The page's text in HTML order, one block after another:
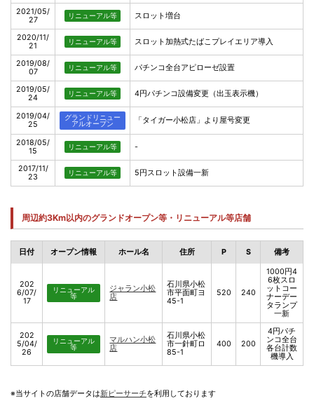
2021/05/
27
リニューアル等 スロット増台
2020/11/
21
リニューアル等 スロット加熱式たばこプレイエリア導入
2019/08/
07
リニューアル等 パチンコ全台アピローゼ設置
2019/05/
24
リニューアル等 4円パチンコ設備変更（出玉表示機）
2019/04/
25
グランドリニュー
アルオープン
「タイガー小松店」より屋号変更
2018/05/
15
リニューアル等 -
2017/11/
23
リニューアル等 5円スロット設備一新
周辺約3Km以内のグランドオープン等・リニューアル等店舗
日付 オープン情報 ホール名 住所 P S 備考
202
6/07/
17
リニューアル
等
ジャラン小松
店
石川県小松
市平面町ヨ
45-1
520 240
1000円4
6枚スロ
ットコー
ナーデー
タランプ
一新
202
5/04/
26
リニューアル
等
マルハン小松
店
石川県小松
市一針町ロ
85-1
400 200
4円パチ
ンコ全台
各台計数
機導入
※当サイトの店舗データは新ピーサーチを利用しております